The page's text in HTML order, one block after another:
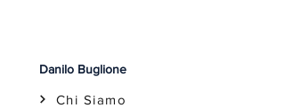
Danilo Buglione
Chi Siamo